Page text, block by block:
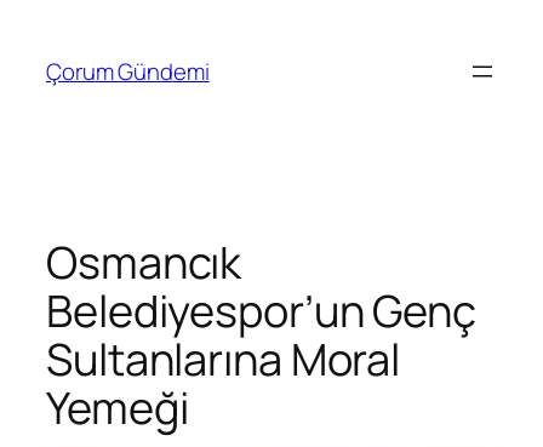
Çorum Gündemi
Osmancık
Belediyespor’un Genç
Sultanlarına Moral
Yemeği